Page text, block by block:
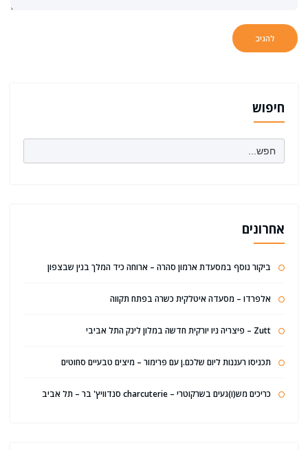
חיפוש
Search
for:
אחרונים
ביקור נוסף במסעדת ארמון סהרה – ארוחה כיד המלך בנין שבצפון
אלפרדו – מסעדה איטלקית כשרה בפתח תקווה
Zutt – פיצריה ניו יורקית חדשה במלון לינק התל אביבי
תכניסו רעננות ליום שלכם.ן עם פרימור – מיצים טבעיים סחוטים
כריכים מש(ו)געים בשרקוטרי – charcuterie סנדוויץ' בר – תל אביב